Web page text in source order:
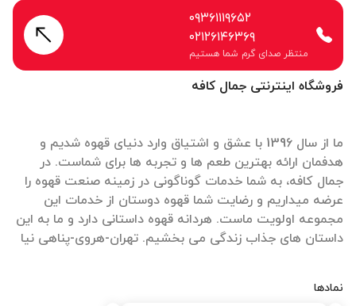
فروشگاه اینترنتی جمال کافه
ما از سال 1396 با عشق و اشتیاق وارد دنیای قهوه شدیم و
هدفمان ارائه بهترین طعم ها و تجربه ها برای شماست. در
جمال کافه، به شما خدمات گوناگونی در زمینه صنعت قهوه را
عرضه میداریم و رضایت شما قهوه دوستان از خدمات این
مجموعه اولویت ماست. هردانه قهوه داستانی دارد و ما به این
داستان های جذاب زندگی می بخشیم. تهران-هروی-پناهی نیا
نمادها
۰۹۳۶۱۱۱۹۶۵۲
۰۲۱۲۶۱۴۶۳۶۹
منتظر صدای گرم شما هستیم